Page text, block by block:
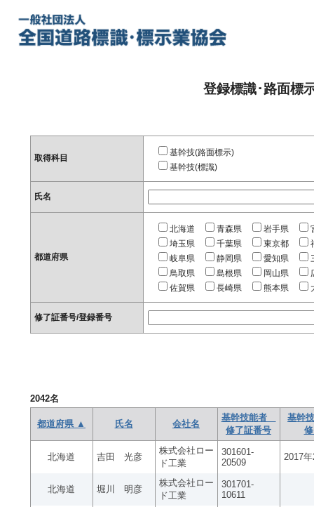
登録標識･路面標
取得科目
基幹技(路面標示)
基幹技(標識)
氏名
都道府県
北海道 青森県 岩手県
埼玉県
千葉県 東京都
岐阜県
静岡県 愛知県
鳥取県
島根県 岡山県
佐賀県
長崎県 熊本県
修了証番号/登録番号
2042名
都道府県 ▲ 氏名 会社名
基幹技能者
修了証番号
基幹
北海道 吉田 光彦
株式会社ロー
ド工業
301601-
20509
2017
北海道 堀川 明彦
株式会社ロー
ド工業
301701-
10611